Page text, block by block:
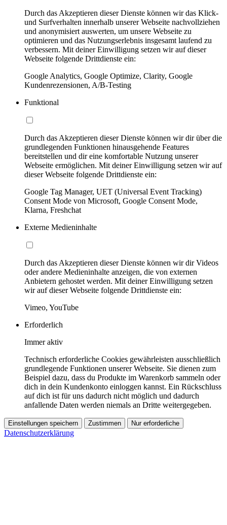
Durch das Akzeptieren dieser Dienste können wir das Klick-
und Surfverhalten innerhalb unserer Webseite nachvollziehen
und anonymisiert auswerten, um unsere Webseite zu
optimieren und das Nutzungserlebnis insgesamt laufend zu
verbessern. Mit deiner Einwilligung setzen wir auf dieser
Webseite folgende Drittdienste ein:
Google Analytics, Google Optimize, Clarity, Google
Kundenrezensionen, A/B-Testing
Funktional
Durch das Akzeptieren dieser Dienste können wir dir über die
grundlegenden Funktionen hinausgehende Features
bereitstellen und dir eine komfortable Nutzung unserer
Webseite ermöglichen. Mit deiner Einwilligung setzen wir auf
dieser Webseite folgende Drittdienste ein:
Google Tag Manager, UET (Universal Event Tracking)
Consent Mode von Microsoft, Google Consent Mode,
Klarna, Freshchat
Externe Medieninhalte
Durch das Akzeptieren dieser Dienste können wir dir Videos
oder andere Medieninhalte anzeigen, die von externen
Anbietern gehostet werden. Mit deiner Einwilligung setzen
wir auf dieser Webseite folgende Drittdienste ein:
Vimeo, YouTube
Erforderlich
Immer aktiv
Technisch erforderliche Cookies gewährleisten ausschließlich
grundlegende Funktionen unserer Webseite. Sie dienen zum
Beispiel dazu, dass du Produkte im Warenkorb sammeln oder
dich in dein Kundenkonto einloggen kannst. Ein Rückschluss
auf dich ist für uns dadurch nicht möglich und dadurch
anfallende Daten werden niemals an Dritte weitergegeben.
Einstellungen speichern Zustimmen Nur erforderliche
Datenschutzerklärung